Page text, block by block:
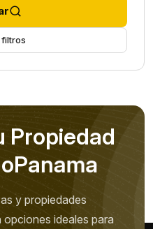
filtros
Propiedad
oPanama
y propiedades
ideales para